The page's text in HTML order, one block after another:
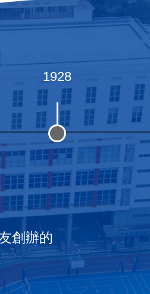
1928
創辦的
」
。
中
。
爆
曾
桂
校
時
借
文
香
政
獨
學
港